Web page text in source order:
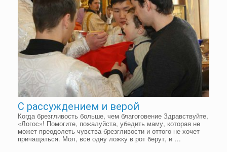
С рассуждением и верой
Когда брезгливость больше, чем благоговение Здравствуйте,
«Логос»! Помогите, пожалуйста, убедить маму, которая не
может преодолеть чувства брезгливости и оттого не хочет
причащаться. Мол, все одну ложку в рот берут, и …